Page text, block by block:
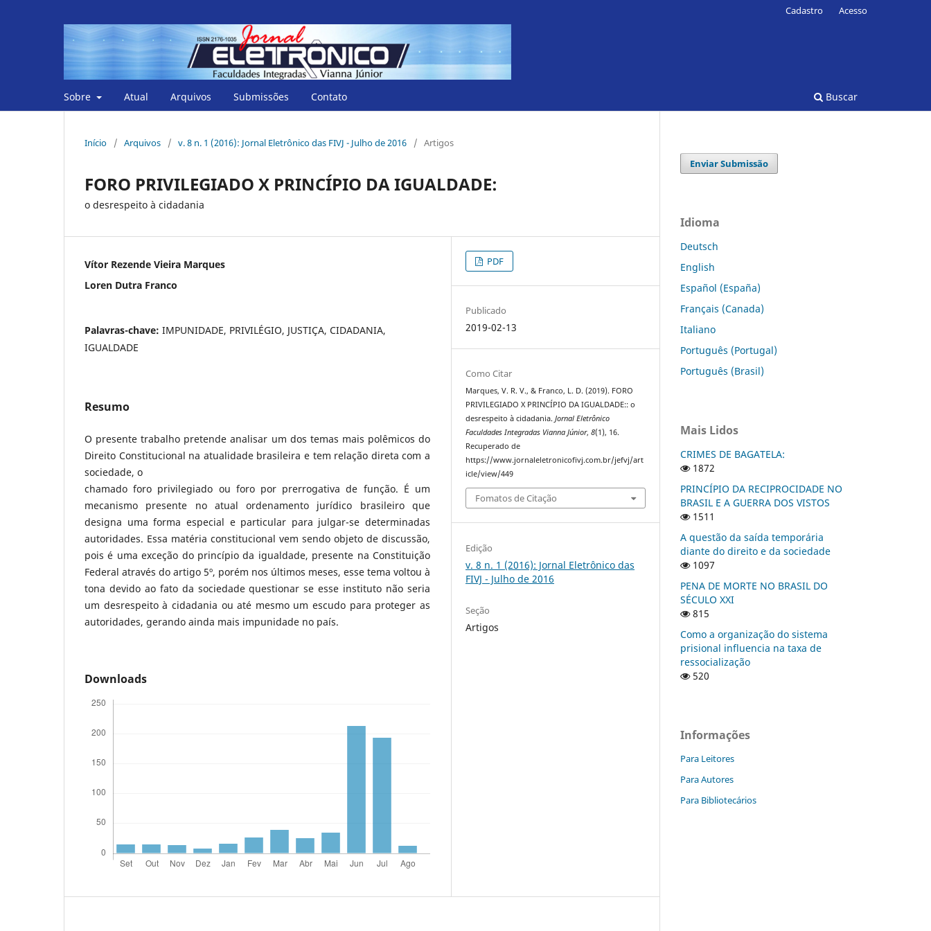
Sobre Atual Arquivos Submissões Contato Buscar
Cadastro Acesso
Início / Arquivos / v. 8 n. 1 (2016): Jornal Eletrônico das FIVJ - Julho de 2016 / Artigos
FORO PRIVILEGIADO X PRINCÍPIO DA IGUALDADE:
o desrespeito à cidadania
Vítor Rezende Vieira Marques
Loren Dutra Franco
Palavras-chave: IMPUNIDADE, PRIVILÉGIO, JUSTIÇA, CIDADANIA,
IGUALDADE
Resumo
O presente trabalho pretende analisar um dos temas mais polêmicos do
Direito Constitucional na atualidade brasileira e tem relação direta com a
sociedade, o
chamado foro privilegiado ou foro por prerrogativa de função. É um
mecanismo presente no atual ordenamento jurídico brasileiro que
designa uma forma especial e particular para julgar-se determinadas
autoridades. Essa matéria constitucional vem sendo objeto de discussão,
pois é uma exceção do princípio da igualdade, presente na Constituição
Federal através do artigo 5º, porém nos últimos meses, esse tema voltou à
tona devido ao fato da sociedade questionar se esse instituto não seria
um desrespeito à cidadania ou até mesmo um escudo para proteger as
autoridades, gerando ainda mais impunidade no país.
Downloads
PDF
Publicado
2019-02-13
Como Citar
Marques, V. R. V., & Franco, L. D. (2019). FORO
PRIVILEGIADO X PRINCÍPIO DA IGUALDADE:: o
desrespeito à cidadania.Jornal Eletrônico
Faculdades Integradas Vianna Júnior,8(1), 16.
Recuperado de
https://www.jornaleletronicofivj.com.br/jefvj/art
icle/view/449
Fomatos de Citação
Edição
v. 8 n. 1 (2016): Jornal Eletrônico das
FIVJ - Julho de 2016
Seção
Artigos
Enviar Submissão
Idioma
Deutsch
English
Español (España)
Français (Canada)
Italiano
Português (Portugal)
Português (Brasil)
Mais Lidos
CRIMES DE BAGATELA:
1872
PRINCÍPIO DA RECIPROCIDADE NO
BRASIL E A GUERRA DOS VISTOS
1511
A questão da saída temporária
diante do direito e da sociedade
1097
PENA DE MORTE NO BRASIL DO
SÉCULO XXI
815
Como a organização do sistema
prisional influencia na taxa de
ressocialização
520
Informações
Para Leitores
Para Autores
Para Bibliotecários